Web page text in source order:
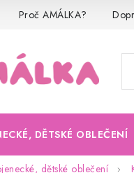
Proč AMÁLKA?
DĚTSKÉ OBLEČENÍ
dětské oblečení